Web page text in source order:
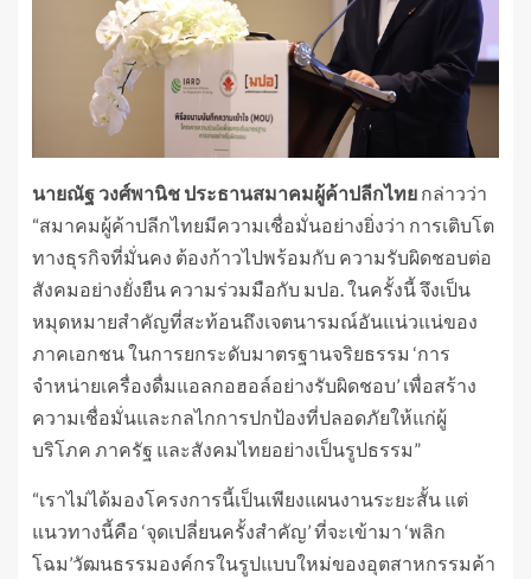
นายณัฐ วงศ์พานิช ประธานสมาคมผู้ค้าปลีกไทย กล่าวว่า
“สมาคมผู้ค้าปลีกไทยมีความเชื่อมั่นอย่างยิ่งว่า การเติบโต
ทางธุรกิจที่มั่นคง ต้องก้าวไปพร้อมกับ ความรับผิดชอบต่อ
สังคมอย่างยั่งยืน ความร่วมมือกับ มปอ. ในครั้งนี้ จึงเป็น
หมุดหมายสำคัญที่สะท้อนถึงเจตนารมณ์อันแน่วแน่ของ
ภาคเอกชน ในการยกระดับมาตรฐานจริยธรรม ‘การ
จำหน่ายเครื่องดื่มแอลกอฮอล์อย่างรับผิดชอบ’ เพื่อสร้าง
ความเชื่อมั่นและกลไกการปกป้องที่ปลอดภัยให้แก่ผู้
บริโภค ภาครัฐ และสังคมไทยอย่างเป็นรูปธรรม”
“เราไม่ได้มองโครงการนี้เป็นเพียงแผนงานระยะสั้น แต่
แนวทางนี้คือ ‘จุดเปลี่ยนครั้งสำคัญ’ ที่จะเข้ามา ‘พลิก
โฉม’วัฒนธรรมองค์กรในรูปแบบใหม่ของอุตสาหกรรมค้า